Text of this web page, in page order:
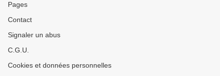
Pages
Contact
Signaler un abus
C.G.U.
Cookies et données personnelles